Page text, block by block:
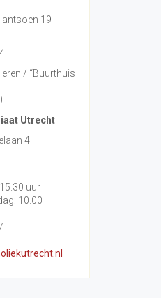
19
/ “Buurthuis
Utrecht
4
uur
10.00 –